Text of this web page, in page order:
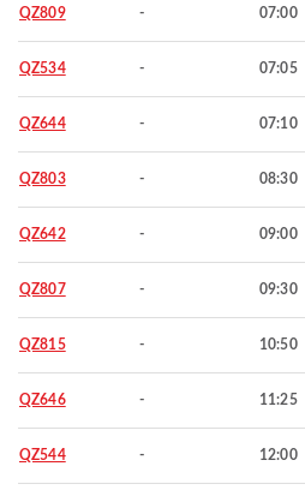
QZ809 - 07:00
QZ534 - 07:05
QZ644 - 07:10
QZ803 - 08:30
QZ642 - 09:00
QZ807 - 09:30
QZ815 - 10:50
QZ646 - 11:25
QZ544 - 12:00